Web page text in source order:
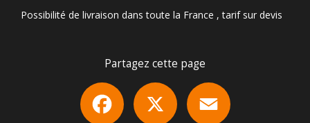
Possibilité de livraison dans toute la France , tarif sur devis
Partagez cette page
Facebook